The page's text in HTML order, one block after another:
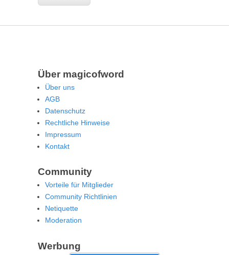
Über magicofword
Über uns
AGB
Datenschutz
Rechtliche Hinweise
Impressum
Kontakt
Community
Vorteile für Mitglieder
Community Richtlinien
Netiquette
Moderation
Werbung